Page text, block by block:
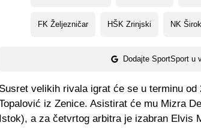
FK Željezničar HŠK Zrinjski NK
Dodajte SportSport u
Susret velikih rivala igrat će se u terminu
iz Zenice. Asistirat će mu Mizra
Istok), a za četvrtog arbitra je izabran Elvis